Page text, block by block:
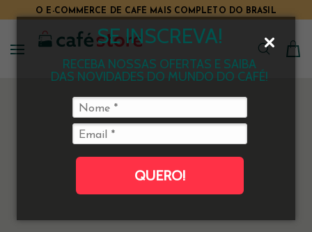
SE INSCREVA!
RECEBA NOSSAS OFERTAS E SAIBA
DAS NOVIDADES DO MUNDO DO CAFÉ!
QUERO!
O E-COMMERCE DE CAFÉ MAIS COMPLETO DO BRASIL